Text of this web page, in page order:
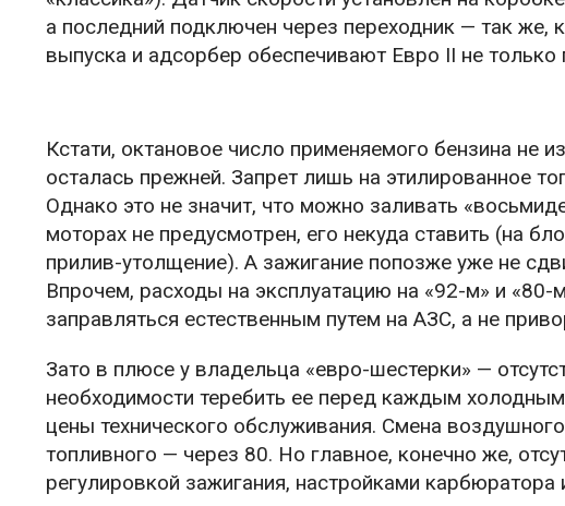
а последний подключен через переходник — так
выпуска и адсорбер обеспечивают Евро II не
Кстати, октановое число применяемого бензина не
осталась прежней. Запрет лишь на этилированное
Однако это не значит, что можно заливать
моторах не предусмотрен, его некуда ставить (на
прилив-утолщение). А зажигание попозже уже не
Впрочем, расходы на эксплуатацию на «92-м» и «80-
заправляться естественным путем на АЗС, а не
Зато в плюсе у владельца «евро-шестерки» —
необходимости теребить ее перед каждым
цены технического обслуживания. Смена
топливного — через 80. Но главное, конечно же,
регулировкой зажигания, настройками